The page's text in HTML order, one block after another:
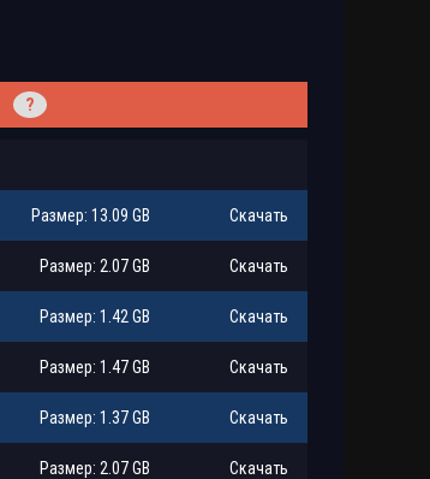
?
Размер: 13.09 GB Скачать
Размер: 2.07 GB Скачать
Размер: 1.42 GB Скачать
Размер: 1.47 GB Скачать
Размер: 1.37 GB Скачать
Размер: 2.07 GB Скачать